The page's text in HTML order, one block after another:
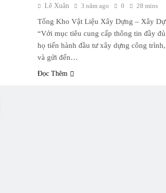
Lê Xuân 3 năm ago 0 28 mins
Tổng Kho Vật Liệu Xây Dựng – Xây
“Với mục tiêu cung cấp thông tin đầy
họ tiến hành đầu tư xây dựng công
và gửi đến…
Đọc Thêm